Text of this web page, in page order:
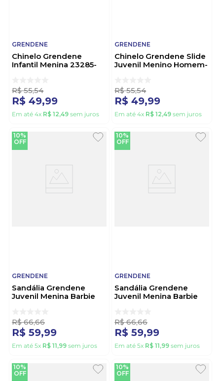
GRENDENE
Chinelo Grendene
Infantil Menina 23285-
R$ 55,54
R$ 49,99
Em até 4x R$ 12,49 sem juros
GRENDENE
Chinelo Grendene Slide
Juvenil Menino Homem-
R$ 55,54
R$ 49,99
Em até 4x R$ 12,49 sem juros
10%
OFF
GRENDENE
Sandália Grendene
Juvenil Menina Barbie
R$ 66,66
R$ 59,99
Em até 5x R$ 11,99 sem juros
10%
OFF
GRENDENE
Sandália Grendene
Juvenil Menina Barbie
R$ 66,66
R$ 59,99
Em até 5x R$ 11,99 sem juros
10%
OFF
10%
OFF